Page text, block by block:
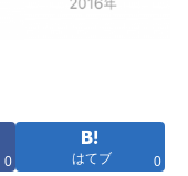
0 はてブ 0